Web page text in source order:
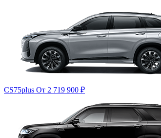
CS75plus От 2 719 900 ₽